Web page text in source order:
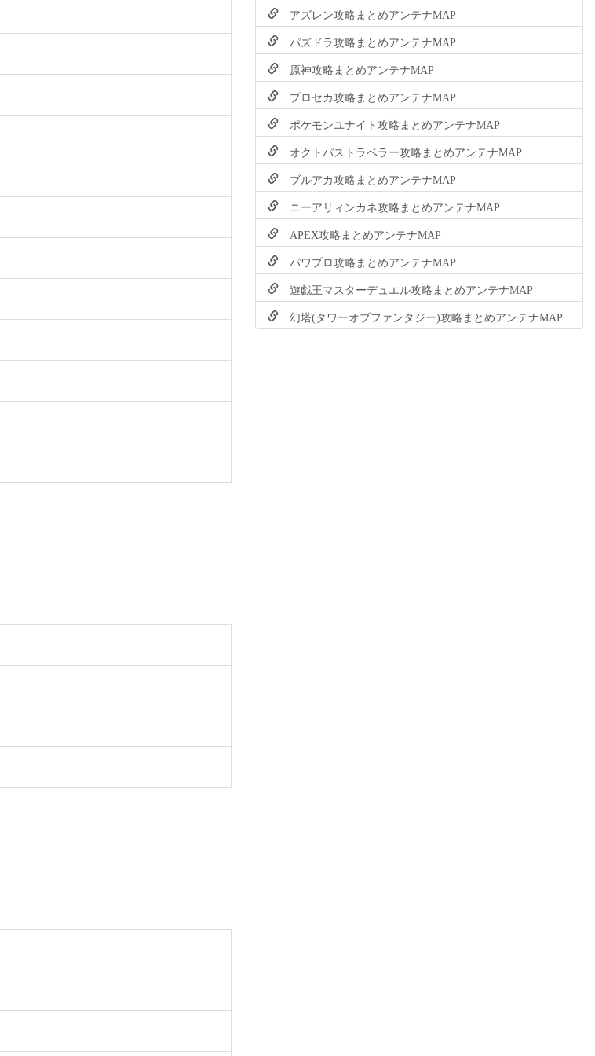
アズレン攻略まとめアンテナMAP
パズドラ攻略まとめアンテナMAP
原神攻略まとめアンテナMAP
プロセカ攻略まとめアンテナMAP
ポケモンユナイト攻略まとめアンテナMAP
オクトパストラベラー攻略まとめアンテナMAP
ブルアカ攻略まとめアンテナMAP
ニーアリィンカネ攻略まとめアンテナMAP
APEX攻略まとめアンテナMAP
パワプロ攻略まとめアンテナMAP
遊戯王マスターデュエル攻略まとめアンテナMAP
幻塔(タワーオブファンタジー)攻略まとめアンテナMAP